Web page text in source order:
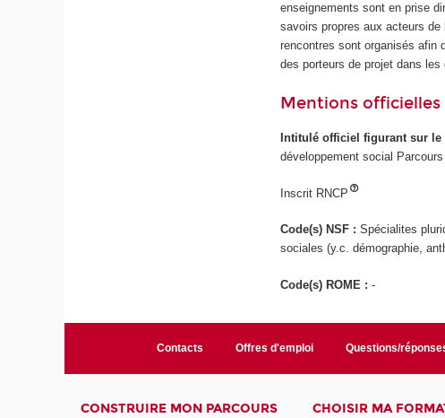
enseignements sont en prise
savoirs propres aux acteurs
rencontres sont organisés afin
des porteurs de projet dans
Mentions officielles
Intitulé officiel figurant sur le
développement social
Inscrit RNCP
Code(s) NSF :Spécialites
sociales (y.c. démographie,
Code(s) ROME :-
Contacts Offres d'emploi Questions/
CONSTRUIRE MON PARCOURS CHOISIR MA